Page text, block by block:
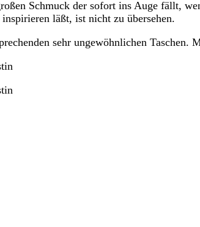
Schmuck der sofort ins Auge fällt,
läßt, ist nicht zu übersehen.
sehr ungewöhnlichen